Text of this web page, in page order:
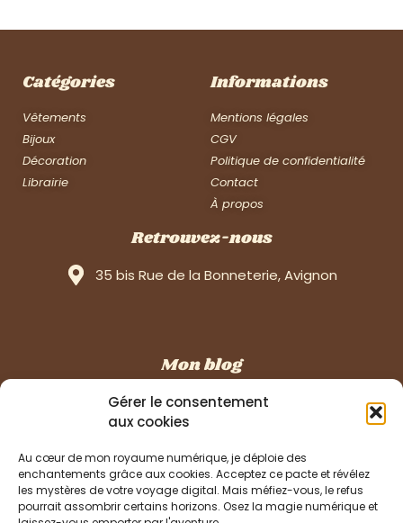
Gérer le consentement
aux cookies
Au cœur de mon royaume numérique, je déploie des
enchantements grâce aux cookies. Acceptez ce pacte et révélez
les mystères de votre voyage digital. Mais méfiez-vous, le refus
pourrait assombrir certains horizons. Osez la magie numérique et
Catégories
Vêtements
Bijoux
Décoration
Librairie
Informations
Mentions légales
CGV
Politique de confidentialité
Contact
À propos
Retrouvez-nous
35 bis Rue de la Bonneterie, Avignon
Mon blog
À la manière d’un journal de bord …
Ma lettre d’information
Recevez en exclusivité les dates des festivals, des